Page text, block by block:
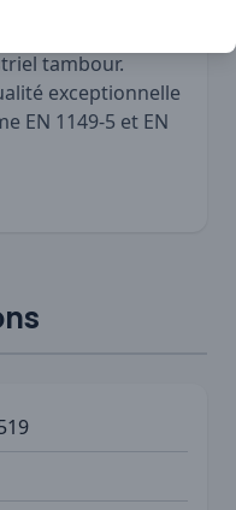
tambour.
exceptionnelle
EN 1149-5 et EN